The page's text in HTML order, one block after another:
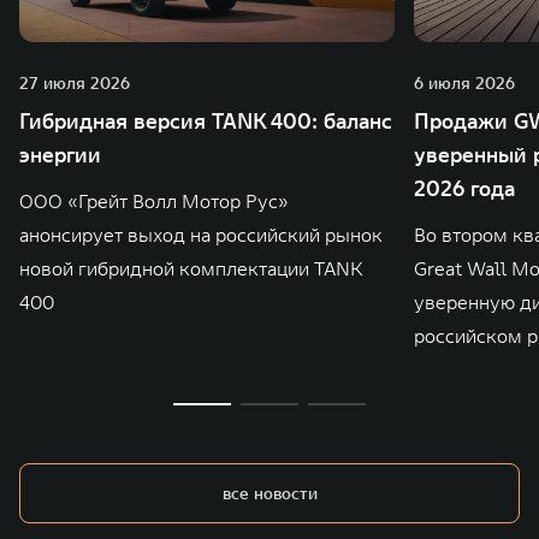
27 июля 2026
Гибридная версия TANK 400: баланс
энергии
ООО «Грейт Волл Мотор Рус»
анонсирует выход на российский рынок
новой гибридной комплектации TANK
400
6 июля 2026
Продажи
уверенный
2026 года
Во втором
Great Wall
уверенную
российском
все новости